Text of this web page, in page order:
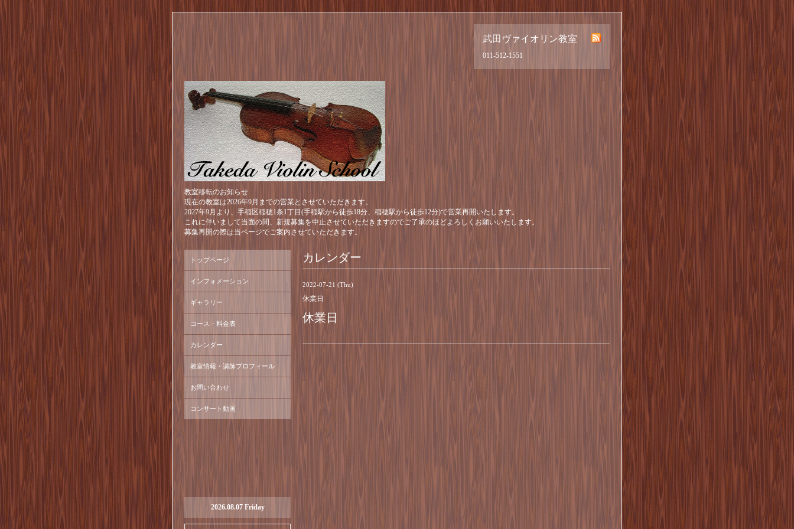
武田ヴァイオリン教室
011-512-1551
教室移転のお知らせ
現在の教室は2026年9月までの営業とさせていただきます。
2027年9月より、手稲区稲穂1条1丁目(手稲駅から徒歩18分、稲穂駅から徒歩12分)で営業再開いたします。
これに伴いまして当面の間、新規募集を中止させていただきますのでご了承のほどよろしくお願いいたします。
募集再開の際は当ページでご案内させていただきます。
カレンダー
2022-07-21 (Thu)
休業日
休業日
トップページ
インフォメーション
ギャラリー
コース・料金表
カレンダー
教室情報・講師プロフィール
お問い合わせ
コンサート動画
2026.08.07 Friday